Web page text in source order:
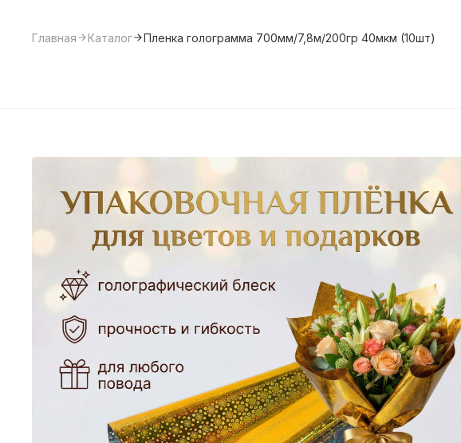
Главная Каталог Пленка голограмма 700мм/7,8м/200гр 40мкм (10шт)